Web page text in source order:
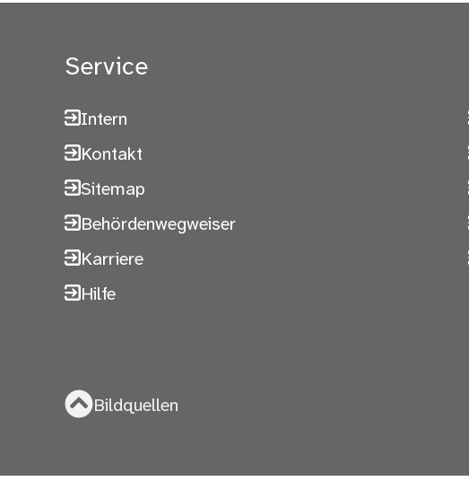
Service
Intern
Kontakt
Sitemap
Behördenwegweiser
Karriere
Hilfe
Bildquellen